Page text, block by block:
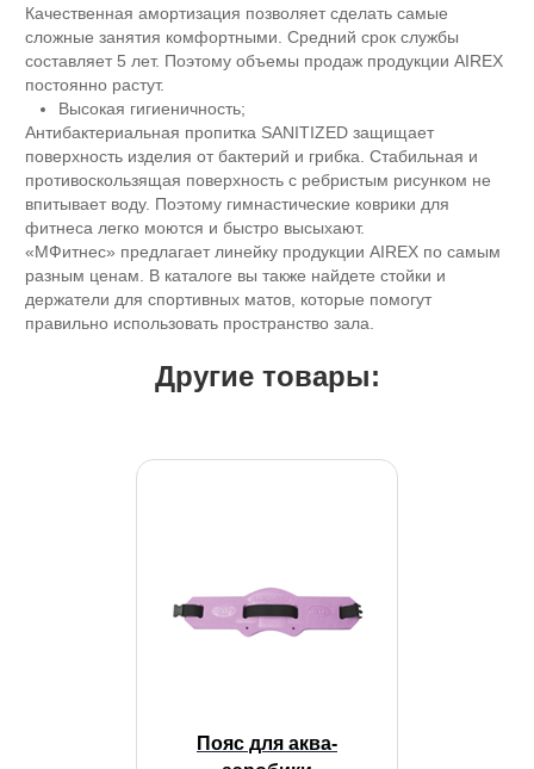
Качественная амортизация позволяет сделать самые
сложные занятия комфортными. Средний срок службы
составляет 5 лет. Поэтому объемы продаж продукции AIREX
постоянно растут.
Высокая гигиеничность;
Антибактериальная пропитка SANITIZED защищает
поверхность изделия от бактерий и грибка. Стабильная и
противоскользящая поверхность с ребристым рисунком не
впитывает воду. Поэтому гимнастические коврики для
фитнеса легко моются и быстро высыхают.
«МФитнес» предлагает линейку продукции AIREX по самым
разным ценам. В каталоге вы также найдете стойки и
держатели для спортивных матов, которые помогут
правильно использовать пространство зала.
Другие товары:
Пояс для аква-